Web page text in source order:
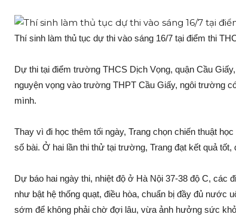
Thí sinh làm thủ tục dự thi vào sáng 16/7 tại điểm thi
Dự thi tại điểm trường THCS Dịch Vọng, quận Cầu
nguyện vọng vào trường THPT Cầu Giấy, ngôi trường
mình.
Thay vì đi học thêm tối ngày, Trang chọn chiến thuật
số bài. Ở hai lần thi thử tại trường, Trang đạt kết quả
Dự báo hai ngày thi, nhiệt độ ở Hà Nội 37-38 độ C, các
như bật hệ thống quạt, điều hòa, chuẩn bị đầy đủ nước
sớm để không phải chờ đợi lâu, vừa ảnh hưởng sức